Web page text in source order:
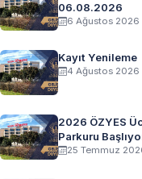
06.08.2026
6 Ağustos 2026
Kayıt Yenileme
4 Ağustos 2026
2026 ÖZYES
Parkuru
25 Temmuz